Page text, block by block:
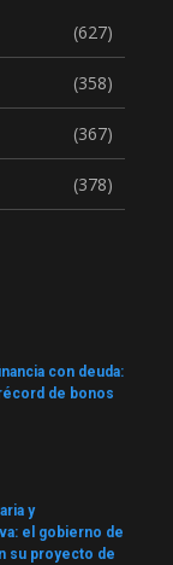
(627)
(358)
(367)
(378)
con deuda:
de bonos
y
el gobierno de
su proyecto de